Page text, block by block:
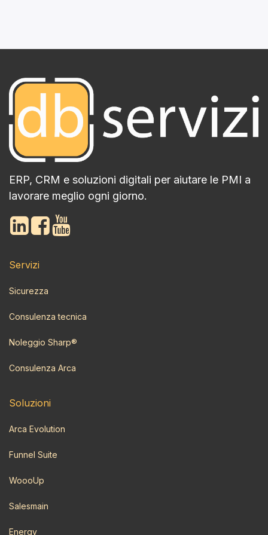
ERP, CRM e soluzioni digitali per aiutare le PMI a
lavorare meglio ogni giorno.
Servizi
Sicurezza
Consulenza tecnica
Noleggio Sharp®
Consulenza Arca
Soluzioni
Arca Evolution
Funnel Suite
WoooUp
Salesmain
Energy